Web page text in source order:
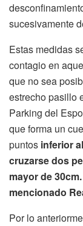
sucesivamente
Estas medidas
contagio en
que no sea
estrecho pasillo
Parking del
que forma un
puntos inferior
cruzarse dos
mayor de
mencionado
Por lo